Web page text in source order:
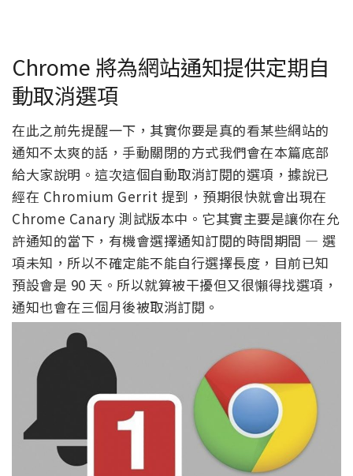
Chrome 將為網站通知提供定期自
動取消選項
在此之前先提醒一下，其實你要是真的看某些網站的
通知不太爽的話，手動關閉的方式我們會在本篇底部
給大家說明。這次這個自動取消訂閱的選項，據說已
經在 Chromium Gerrit 提到，預期很快就會出現在
Chrome Canary 測試版本中。它其實主要是讓你在允
許通知的當下，有機會選擇通知訂閱的時間期間 — 選
項未知，所以不確定能不能自行選擇長度，目前已知
預設會是 90 天。所以就算被干擾但又很懶得找選項，
通知也會在三個月後被取消訂閱。